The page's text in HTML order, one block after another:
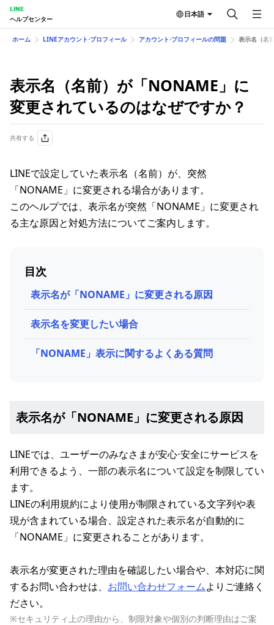
LINE
ヘルプセンター
日本語
ホーム LINEアカウント⋅プロフィール アカウント⋅プロフィールの問題 表示名（名
表示名（名前）が「NONAME」に
変更されているのはなぜですか？
共有する
LINEで設定していた表示名（名前）が、突然
「NONAME」に変更される場合があります。
このヘルプでは、表示名が突然「NONAME」に変更され
る主な原因と対処方法についてご案内します。
目次
表示名が「NONAME」に変更される原因
表示名を変更したい場合
「NONAME」表示に関するよくある質問
表示名が「NONAME」に変更される原因
LINEでは、ユーザーのみなさまが安心⋅安全にサービスを
利用できるよう、一部の表示名について設定を制限してい
ます。
LINEの利用規約により使用が制限されている文字列や表
現が含まれている場合、設定された表示名が自動的に
「NONAME」に変更されることがあります。
表示名が変更された理由を確認したい場合や、本対応に関
するお問い合わせは、 お問い合わせフォームよりご連絡く
ださい。
※セキュリティ上の理由から、制限対象や個別の判断理由はご案